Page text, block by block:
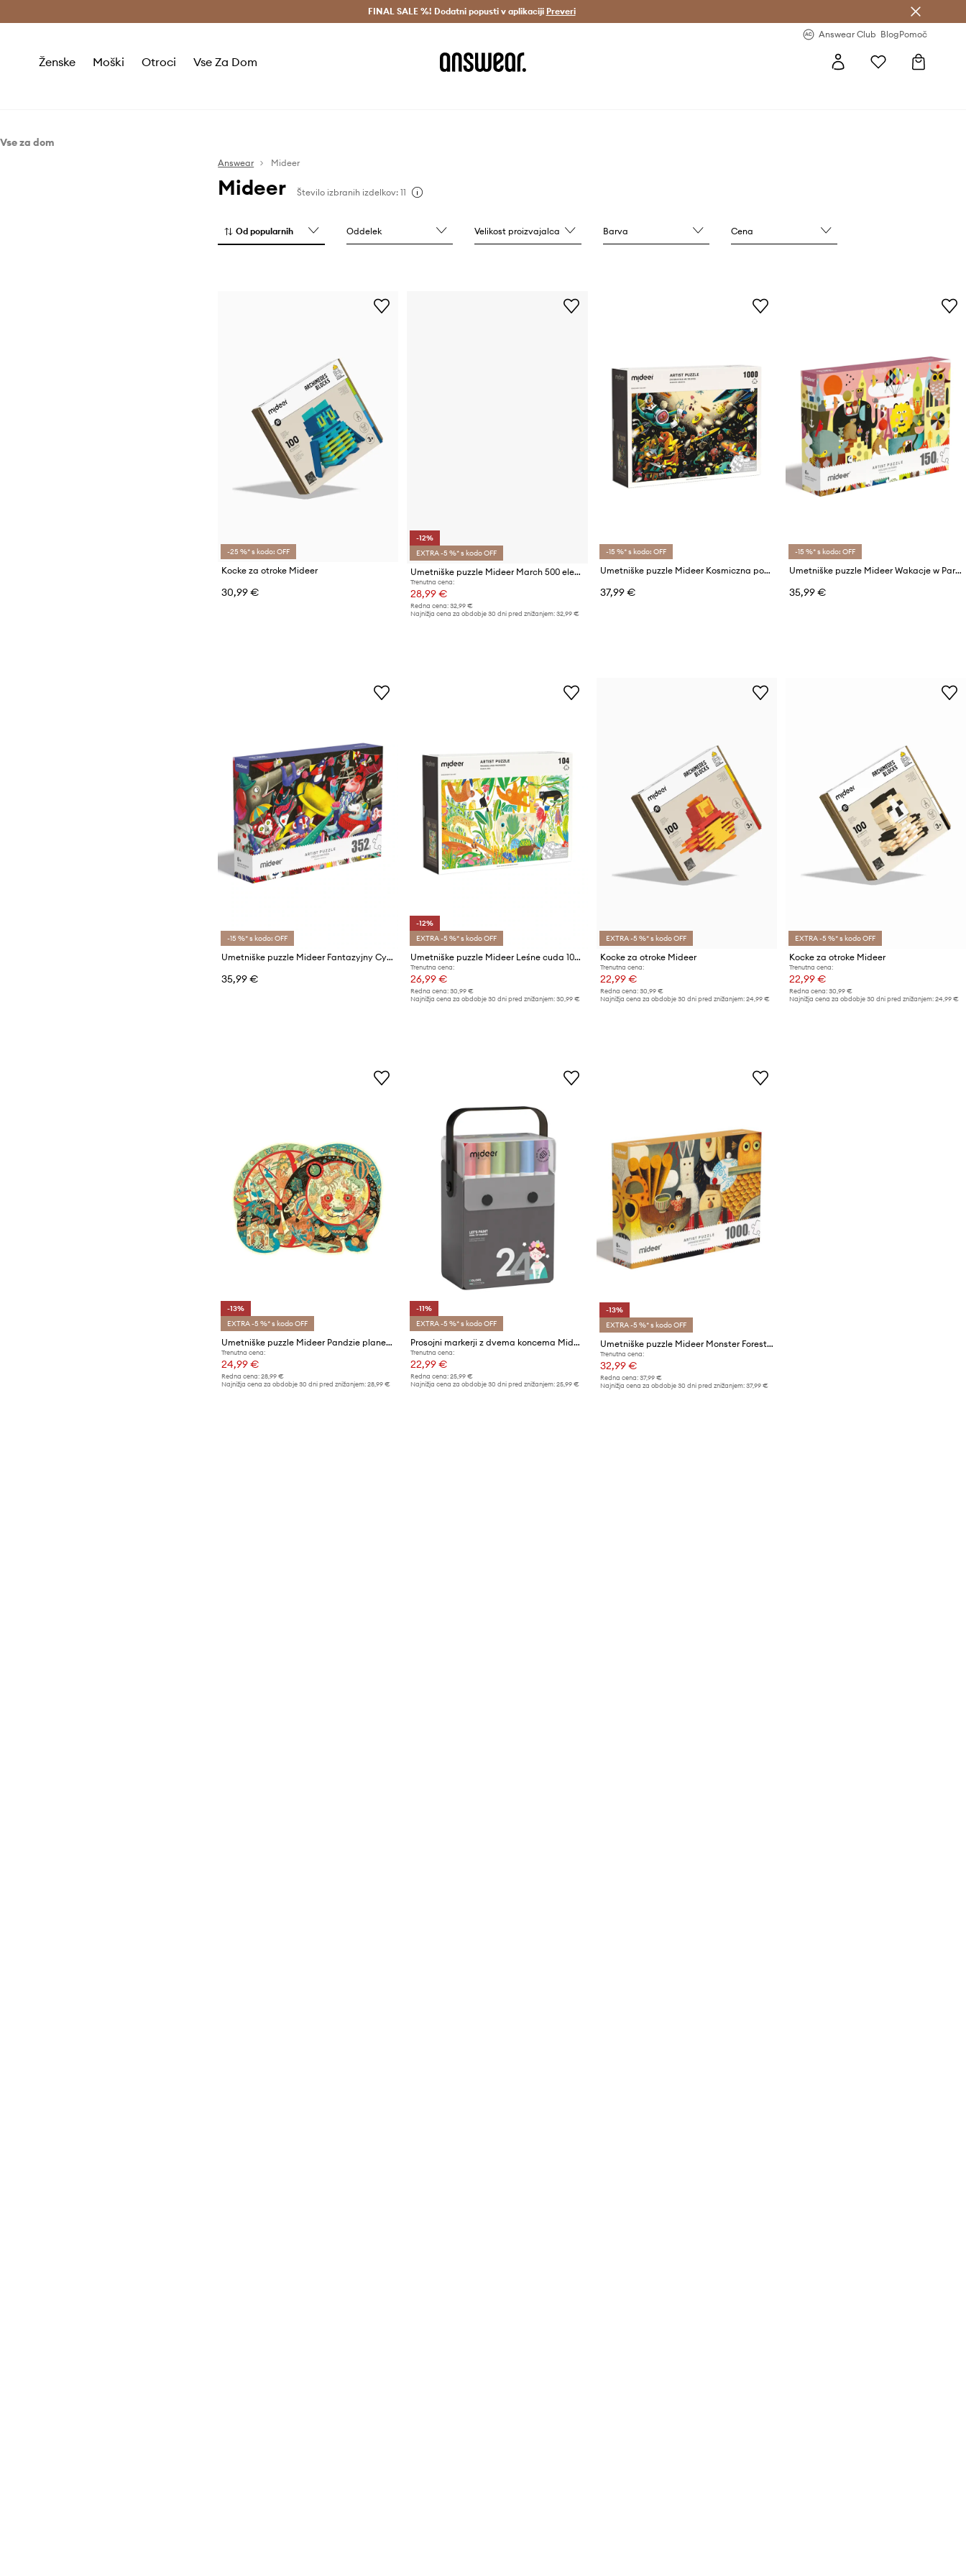
Dostava v 3 dneh > Prihrani z vpisom v Answear Club >
FINAL SALE %! Dodatni popusti v aplikaciji Preveri
Answear Club BlogPomoč
Ženske Moški Otroci Vse Za Dom
Vse za dom
Answear Mideer
Mideer Število izbranih izdelkov: 11
Od popularnih Oddelek Velikost proizvajalca Barva Cena
-25 %* s kodo: OFF
Kocke za otroke Mideer
30,99 €
-12%
EXTRA -5 %* s kodo OFF
Umetniške puzzle Mideer March 500 elementów
Trenutna cena:
28,99 €
Redna cena: 32,99 €
Najnižja cena za obdobje 30 dni pred znižanjem: 32,99 €
-15 %* s kodo: OFF
Umetniške puzzle Mideer Kosmiczna podróż 1000 elementów
37,99 €
-15 %* s kodo: OFF
Umetniške puzzle Mideer Wakacje w Paryżu 150 elementów
35,99 €
-15 %* s kodo: OFF
Umetniške puzzle Mideer Fantazyjny Cyrk 352 elementów
35,99 €
-12%
EXTRA -5 %* s kodo OFF
Umetniške puzzle Mideer Leśne cuda 104 elementy
Trenutna cena:
26,99 €
Redna cena: 30,99 €
Najnižja cena za obdobje 30 dni pred znižanjem: 30,99 €
EXTRA -5 %* s kodo OFF
Kocke za otroke Mideer
Trenutna cena:
22,99 €
Redna cena: 30,99 €
Najnižja cena za obdobje 30 dni pred znižanjem: 24,99 €
EXTRA -5 %* s kodo OFF
Kocke za otroke Mideer
Trenutna cena:
22,99 €
Redna cena: 30,99 €
Najnižja cena za obdobje 30 dni pred znižanjem: 24,99 €
-13%
EXTRA -5 %* s kodo OFF
Umetniške puzzle Mideer Pandzie planetarium 330 elementów
Trenutna cena:
24,99 €
Redna cena: 28,99 €
Najnižja cena za obdobje 30 dni pred znižanjem: 28,99 €
-11%
EXTRA -5 %* s kodo OFF
Prosojni markerji z dvema koncema Mideer 24-pack
Trenutna cena:
22,99 €
Redna cena: 25,99 €
Najnižja cena za obdobje 30 dni pred znižanjem: 25,99 €
-13%
EXTRA -5 %* s kodo OFF
Umetniške puzzle Mideer Monster Forest 1000 elementów
Trenutna cena:
32,99 €
Redna cena: 37,99 €
Najnižja cena za obdobje 30 dni pred znižanjem: 37,99 €